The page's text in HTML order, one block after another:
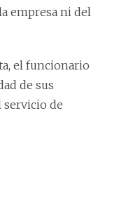
empresa ni del
el funcionario
de sus
servicio de